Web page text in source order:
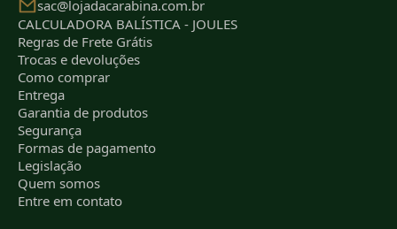
sac@lojadacarabina.com.br
CALCULADORA BALÍSTICA - JOULES
Regras de Frete Grátis
Trocas e devoluções
Como comprar
Entrega
Garantia de produtos
Segurança
Formas de pagamento
Legislação
Quem somos
Entre em contato